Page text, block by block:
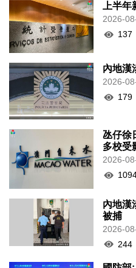
上半
2026-
137
內地漢
2026-
179
氹仔徐
多校受
2026-
內地漢
被捕
2026-
244